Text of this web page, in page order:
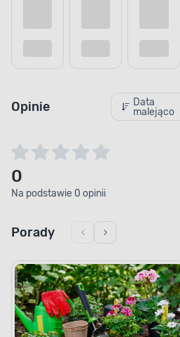
Opinie
Data
malejąco
0
Na podstawie 0 opinii
Porady